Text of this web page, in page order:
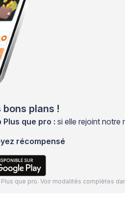
plans !
que pro : si elle rejoint notre
récompensé
que pro. Voir modalités complètes